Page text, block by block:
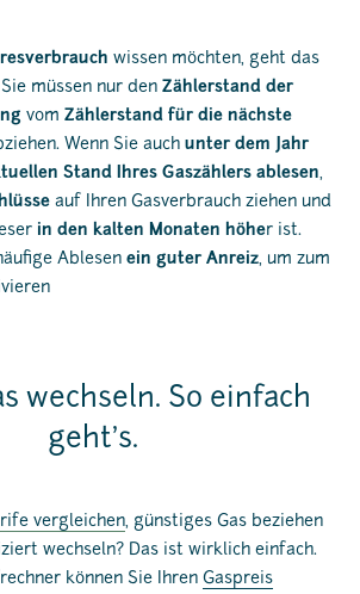
wissen möchten, geht das
müssen nur den Zählerstand der
vom Zählerstand für die nächste
Wenn Sie auch unter dem Jahr
Stand Ihres Gaszählers ablesen,
auf Ihren Gasverbrauch ziehen und
in den kalten Monaten höher ist.
Ablesen ein guter Anreiz, um zum
wechseln. So einfach
geht’s.
vergleichen, günstiges Gas beziehen
wechseln? Das ist wirklich einfach.
können Sie Ihren Gaspreis